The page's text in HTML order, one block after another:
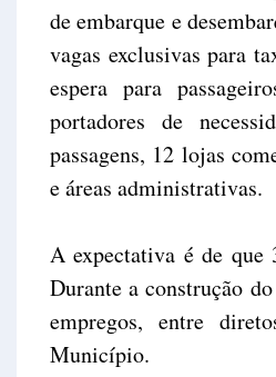
de embarque e
vagas exclusivas para
espera para
portadores de
passagens, 12 lojas
e áreas administrativas.
A expectativa é de
Durante a construção
empregos, entre
Município.